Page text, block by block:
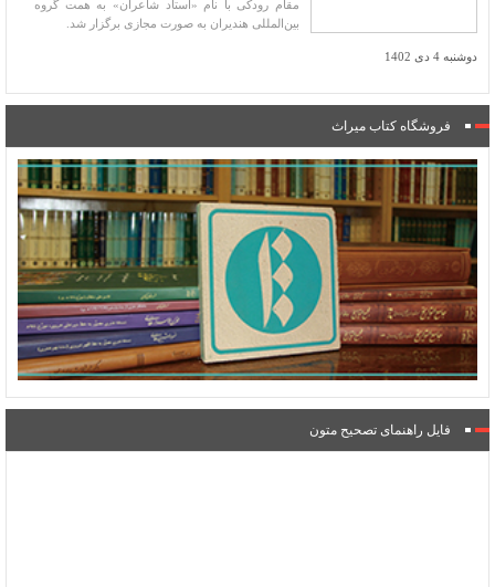
مقام رودکی با نام «استاد شاعران» به همت گروه
بین‌المللی هندیران به صورت مجازی برگزار شد.
دوشنبه 4 دی 1402
فروشگاه کتاب میراث
فایل راهنمای تصحیح متون